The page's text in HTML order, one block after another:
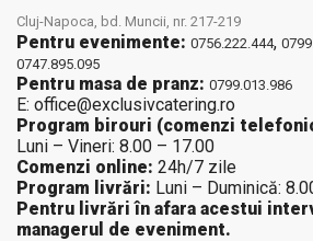
Cluj-Napoca, bd. Muncii, nr. 217-219
Pentru evenimente: 0756.222.444,
0747.895.095
Pentru masa de pranz: 0799.013.986
E: office@exclusivcatering.ro
Program birouri (comenzi
Luni – Vineri: 8.00 – 17.00
Comenzi online: 24h/7 zile
Program livrări: Luni – Duminică:
Pentru livrări în afara acestui
managerul de eveniment.